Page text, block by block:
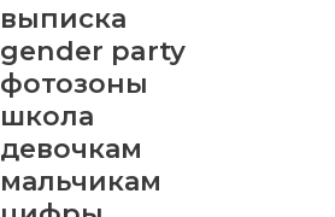
выписка
gender party
фотозоны
школа
девочкам
мальчикам